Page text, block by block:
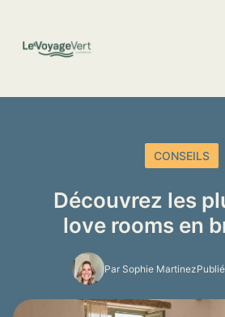
contenu
CONSEILS
Découvrez les
love rooms en
Par Sophie Martinez